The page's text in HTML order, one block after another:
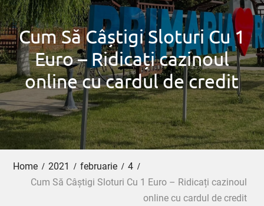
Cum Să Câștigi Sloturi Cu 1
Euro – Ridicați cazinoul
online cu cardul de credit
Home 2021 februarie
4
Cum Să Câștigi Sloturi Cu 1 Euro – Ridicați cazinoul
online cu cardul de credit